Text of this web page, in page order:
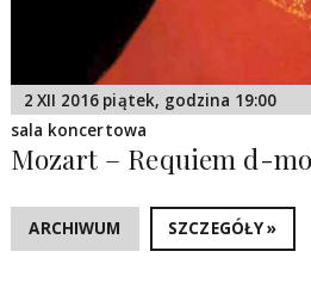
2 XII 2016 piątek, godzina 19:00
sala koncertowa
Mozart – Requiem d-
ARCHIWUM SZCZEGÓŁY »